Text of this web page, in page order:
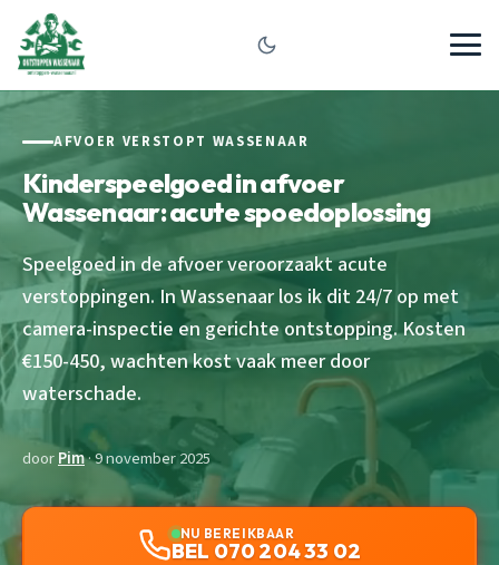
AFVOER VERSTOPT WASSENAAR
Kinderspeelgoed in afvoer
Wassenaar: acute spoedoplossing
Speelgoed in de afvoer veroorzaakt acute
verstoppingen. In Wassenaar los ik dit 24/7 op met
camera-inspectie en gerichte ontstopping. Kosten
€150-450, wachten kost vaak meer door
waterschade.
doorPim· 9 november 2025
NU BEREIKBAAR
BEL 070 204 33 02